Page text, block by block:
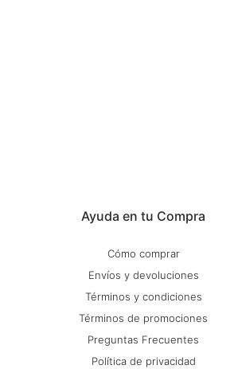
Ayuda en tu Compra
Cómo comprar
Envíos y devoluciones
Términos y condiciones
Términos de promociones
Preguntas Frecuentes
Política de privacidad